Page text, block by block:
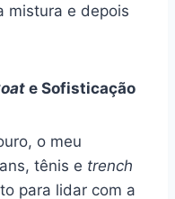
mistura e depois
e Sofisticação
o meu
tênis e trench
para lidar com a